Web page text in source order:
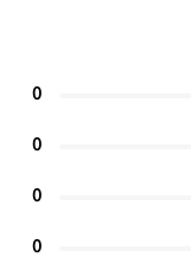
0
0
0
0